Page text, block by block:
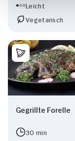
Leicht
Vegetarisch
Gegrillte Forelle
30 min